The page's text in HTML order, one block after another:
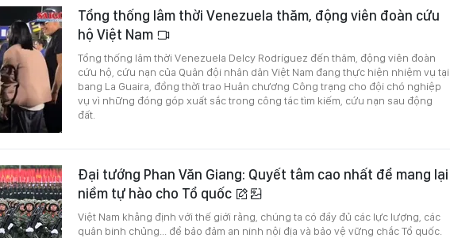
Tổng thống lâm thời Venezuela thăm, động viên đoàn cứu
hộ Việt Nam
Tổng thống lâm thời Venezuela Delcy Rodríguez đến thăm, động viên đoàn
cứu hộ, cứu nạn của Quân đội nhân dân Việt Nam đang thực hiện nhiệm vụ tại
bang La Guaira, đồng thời trao Huân chương Công trạng cho đội chó nghiệp
vụ vì những đóng góp xuất sắc trong công tác tìm kiếm, cứu nạn sau động
đất.
Đại tướng Phan Văn Giang: Quyết tâm cao nhất để mang lại
niềm tự hào cho Tổ quốc
Việt Nam khẳng định với thế giới rằng, chúng ta có đầy đủ các lực lượng, các
quân binh chủng... để bảo đảm an ninh nội địa và bảo vệ vững chắc Tổ quốc.